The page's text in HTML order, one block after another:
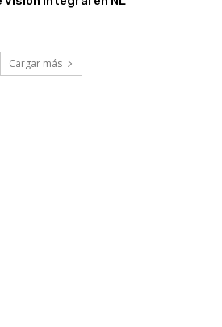
Cargar más